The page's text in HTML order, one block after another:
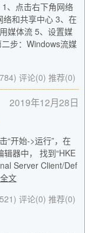
、点击右下角网络
和共享中心 3、在
媒体流 5、设置媒
步：Windows流媒
评论(0) 推荐(0)
2019年12月28日
“开始->运行”，在
器中， 找到“HKE
Server Client/Def
文
评论(0) 推荐(0)